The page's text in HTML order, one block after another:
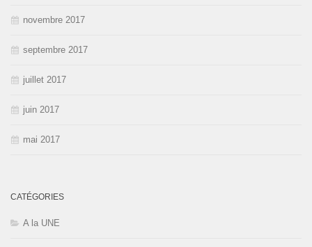
novembre 2017
septembre 2017
juillet 2017
juin 2017
mai 2017
CATÉGORIES
A la UNE